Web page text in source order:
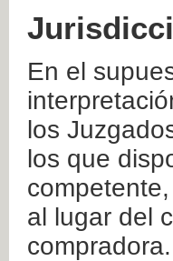
En el
los
los que
al lugar del
compradora.